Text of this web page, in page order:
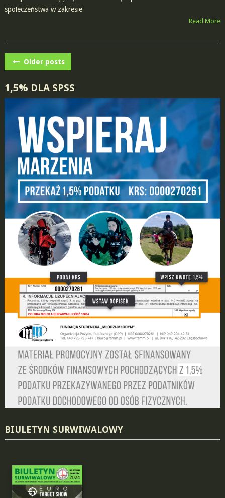
społeczeństwa w zakresie
Read More
POSTS
Older posts
1,5% DLA SPSS
BIULETYN SURWIWALOWY